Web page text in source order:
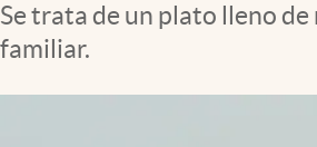
Se trata de un plato lleno
familiar.